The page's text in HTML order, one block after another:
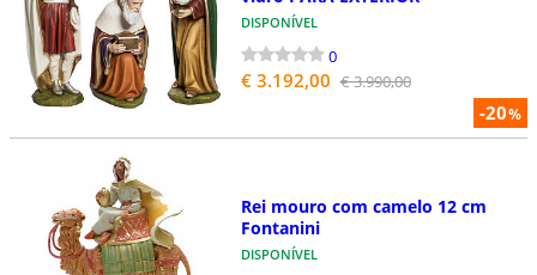
-20%
DISPONÍVEL
0
€ 3.192,00 € 3.990,00
Rei mouro com camelo 12 cm
Fontanini
DISPONÍVEL